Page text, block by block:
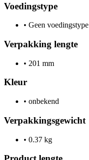
Voedingstype
• Geen voedingstype
Verpakking lengte
• 201 mm
Kleur
• onbekend
Verpakkingsgewicht
• 0.37 kg